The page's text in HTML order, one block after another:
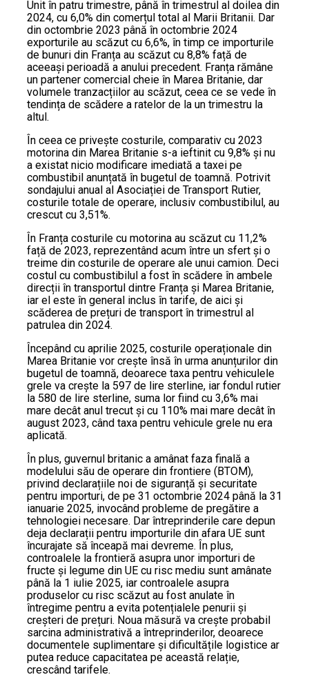
Unit în patru trimestre, până în trimestrul al doilea din
2024, cu 6,0% din comerțul total al Marii Britanii. Dar
din octombrie 2023 până în octombrie 2024
exporturile au scăzut cu 6,6%, în timp ce importurile
de bunuri din Franța au scăzut cu 8,8% față de
aceeași perioadă a anului precedent. Franța rămâne
un partener comercial cheie în Marea Britanie, dar
volumele tranzacțiilor au scăzut, ceea ce se vede în
tendința de scădere a ratelor de la un trimestru la
altul.
În ceea ce privește costurile, comparativ cu 2023
motorina din Marea Britanie s-a ieftinit cu 9,8% și nu
a existat nicio modificare imediată a taxei pe
combustibil anunțată în bugetul de toamnă. Potrivit
sondajului anual al Asociației de Transport Rutier,
costurile totale de operare, inclusiv combustibilul, au
crescut cu 3,51%.
În Franța costurile cu motorina au scăzut cu 11,2%
față de 2023, reprezentând acum între un sfert și o
treime din costurile de operare ale unui camion. Deci
costul cu combustibilul a fost în scădere în ambele
direcții în transportul dintre Franța și Marea Britanie,
iar el este în general inclus în tarife, de aici și
scăderea de prețuri de transport în trimestrul al
patrulea din 2024.
Începând cu aprilie 2025, costurile operaționale din
Marea Britanie vor crește însă în urma anunțurilor din
bugetul de toamnă, deoarece taxa pentru vehiculele
grele va crește la 597 de lire sterline, iar fondul rutier
la 580 de lire sterline, suma lor fiind cu 3,6% mai
mare decât anul trecut și cu 110% mai mare decât în
august 2023, când taxa pentru vehicule grele nu era
aplicată.
În plus, guvernul britanic a amânat faza finală a
modelului său de operare din frontiere (BTOM),
privind declarațiile noi de siguranță și securitate
pentru importuri, de pe 31 octombrie 2024 până la 31
ianuarie 2025, invocând probleme de pregătire a
tehnologiei necesare. Dar întreprinderile care depun
deja declarații pentru importurile din afara UE sunt
încurajate să înceapă mai devreme. În plus,
controalele la frontieră asupra unor importuri de
fructe și legume din UE cu risc mediu sunt amânate
până la 1 iulie 2025, iar controalele asupra
produselor cu risc scăzut au fost anulate în
întregime pentru a evita potențialele penurii și
creșteri de prețuri. Noua măsură va crește probabil
sarcina administrativă a întreprinderilor, deoarece
documentele suplimentare și dificultățile logistice ar
putea reduce capacitatea pe această relație,
crescând tarifele.